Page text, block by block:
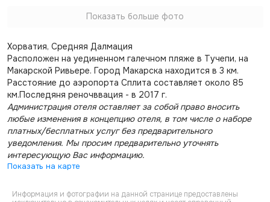
Показать больше фото
Хорватия, Средняя Далмация
Расположен на уединенном галечном пляже в Тучепи, на
Макарской Ривьере. Город Макарска находится в 3 км.
Расстояние до аэропорта Сплита составляет около 85
км.Последяня реночввация - в 2017 г.
Администрация отеля оставляет за собой право вносить
любые изменения в концепцию отеля, в том числе о наборе
платных/бесплатных услуг без предварительного
уведомления. Мы просим предварительно уточнять
интересующую Вас информацию.
Показать на карте
Информация и фотографии на данной странице предоставлены